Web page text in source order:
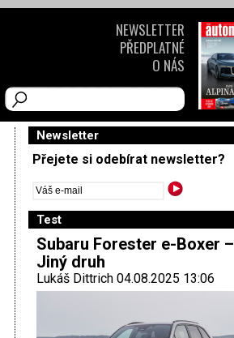
Newsletter
Přejete si odebírat newsletter?
Test
Subaru Forester e-Boxer –
Jiný druh
Lukáš Dittrich 04.08.2025 13:06
NEWSLETTER
PŘEDPLATNÉ
O NÁS